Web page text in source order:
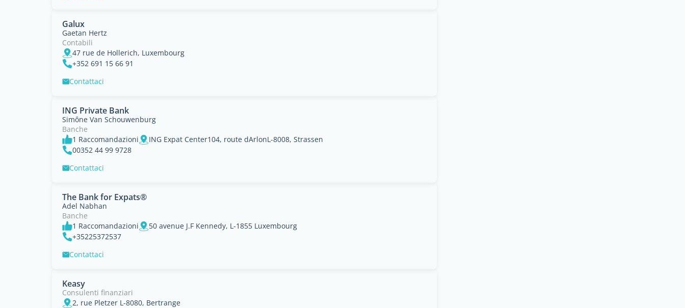
Galux
Gaetan Hertz
Contabili
47 rue de Hollerich, Luxembourg
+352 691 15 66 91
Contattaci
ING Private Bank
Simône Van Schouwenburg
Banche
1 Raccomandazioni
ING Expat Center104, route dArlonL-8008, Strassen
00352 44 99 9728
Contattaci
The Bank for Expats®
Adel Nabhan
Banche
1 Raccomandazioni
50 avenue J.F Kennedy, L-1855 Luxembourg
+35225372537
Contattaci
Keasy
Consulenti finanziari
2, rue Pletzer L-8080, Bertrange